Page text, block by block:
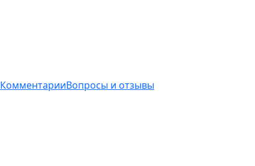
КомментарииВопросы и отзывы